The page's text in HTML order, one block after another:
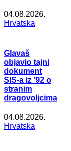
04.08.2026.
Hrvatska
Glavaš
objavio tajni
dokument
SIS-a iz ’92 o
stranim
dragovoljcima
04.08.2026.
Hrvatska